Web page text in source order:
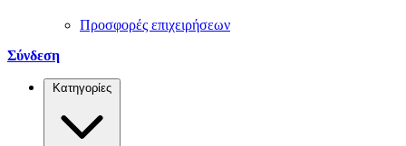
Προσφορές επιχειρήσεων
Σύνδεση
Κατηγορίες